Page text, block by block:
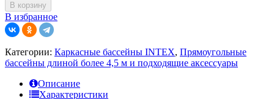
В корзину
В избранное
Категории: Каркасные бассейны INTEX, Прямоугольные
бассейны длиной более 4,5 м и подходящие аксессуары
Описание
Характеристики